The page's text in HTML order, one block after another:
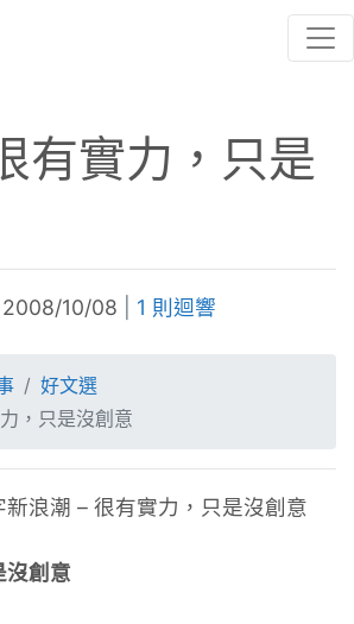
有實力，只是
2008/10/08 1 則迴響
好文選
，只是沒創意
浪潮 – 很有實力，只是沒創意
沒創意